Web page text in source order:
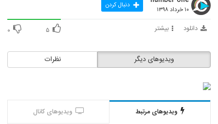
۱۰ خرداد ۱۳۹۸ دنبال کردن
دانلود بیشتر ۵ ۰
نظرات ویدیوهای دیگر
ویدیوهای مرتبط ویدیوهای کانال